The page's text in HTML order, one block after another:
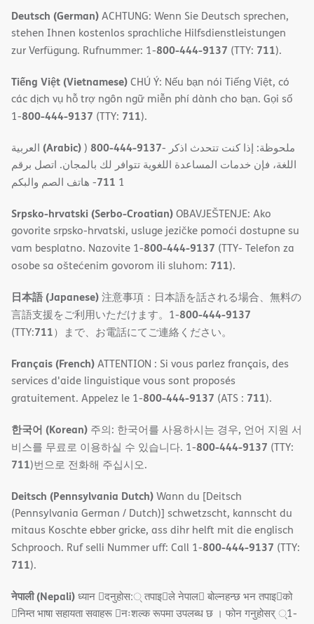
Deutsch (German)ACHTUNG: Wenn Sie Deutsch sprechen,
stehen Ihnen kostenlos sprachliche Hilfsdienstleistungen
zur Verfügung. Rufnummer: 1-800-444-9137 (TTY: 711).
Tiếng Việt (Vietnamese)CHÚ Ý: Nếu bạn nói Tiếng Việt, có
các dịch vụ hỗ trợ ngôn ngữ miễn phí dành cho bạn. Gọi số
1-800-444-9137 (TTY: 711).
(Arabic)) 800-444-9137- ملحوظة: إذا كنت تتحدث اذكر
اللغة، فإن خدمات المساعدة اللغویة تتوافر لك بالمجان. اتصل برقم
1
711- ھاتف الصم والبكم
Srpsko-hrvatski (Serbo-Croatian)OBAVJEŠTENJE: Ako
govorite srpsko-hrvatski, usluge jezičke pomoći dostupne su
vam besplatno. Nazovite 1-800-444-9137 (TTY- Telefon za
osobe sa oštećenim govorom ili sluhom: 711).
日本語 (Japanese)注意事項：日本語を話される場合、無料の
言語支援をご利用いただけます。1-800-444-9137
(TTY:711）まで、お電話にてご連絡ください。
Français (French)ATTENTION : Si vous parlez français, des
services d'aide linguistique vous sont proposés
gratuitement. Appelez le 1-800-444-9137 (ATS : 711).
한국어 (Korean) 주의: 한국어를 사용하시는 경우, 언어 지원 서
비스를 무료로 이용하실 수 있습니다. 1-800-444-9137 (TTY:
711)번으로 전화해 주십시오.
Deitsch (Pennsylvania Dutch)Wann du [Deitsch
(Pennsylvania German / Dutch)] schwetzscht, kannscht du
mitaus Koschte ebber gricke, ass dihr helft mit die englisch
Schprooch. Ruf selli Nummer uff: Call 1-800-444-9137 (TTY:
711).
नेपाली (Nepali)ध्यान 􀇑दनुहोस:् तपाइ􀉍ले नेपाल􀈣 बोल्नहन्छ भन तपाइ􀉍को
􀇓निम्त भाषा सहायता सवाहरू 􀇓नःशल्क रूपमा उपलब्ध छ । फोन गनुहोसर् ्1-